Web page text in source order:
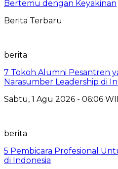
Bertemu dengan Keyakinan
Berita Terbaru
berita
7 Tokoh Alumni Pesantren
Narasumber Leadership di
Sabtu, 1 Agu 2026 - 06:06
berita
5 Pembicara Profesional
di Indonesia